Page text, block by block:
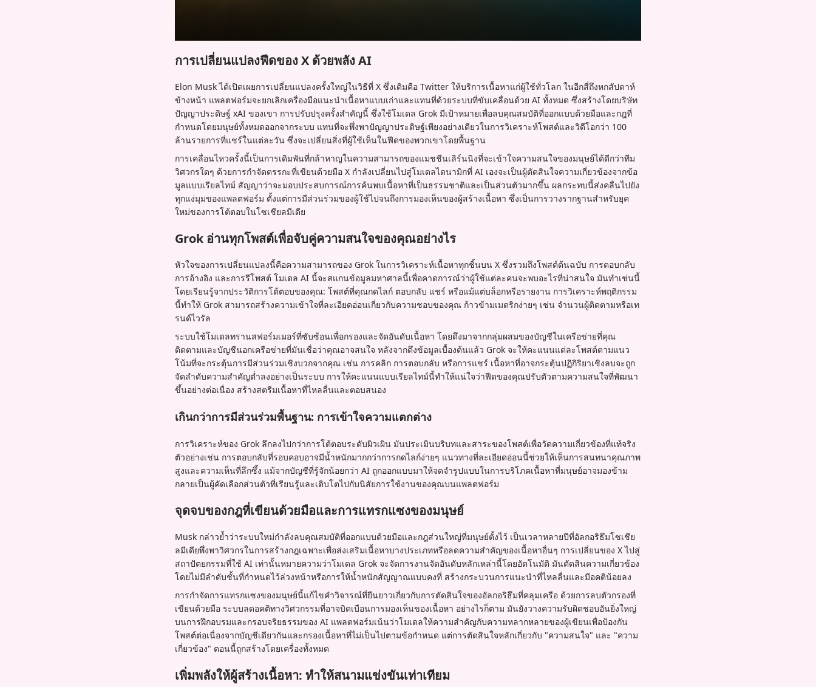
การเปลี่ยนแปลงฟีดของ X ด้วยพลัง AI
Elon Musk ได้เปิดเผยการเปลี่ยนแปลงครั้งใหญ่ในวิธีที่ X ซึ่งเดิมคือ Twitter ให้บริการเนื้อหาแก่ผู้ใช้ทั่วโลก ในอีกสี่ถึงหกสัปดาห์
ข้างหน้า แพลตฟอร์มจะยกเลิกเครื่องมือแนะนำเนื้อหาแบบเก่าและแทนที่ด้วยระบบที่ขับเคลื่อนด้วย AI ทั้งหมด ซึ่งสร้างโดยบริษัท
ปัญญาประดิษฐ์ xAI ของเขา การปรับปรุงครั้งสำคัญนี้ ซึ่งใช้โมเดล Grok มีเป้าหมายเพื่อลบคุณสมบัติที่ออกแบบด้วยมือและกฎที่
กำหนดโดยมนุษย์ทั้งหมดออกจากระบบ แทนที่จะพึ่งพาปัญญาประดิษฐ์เพียงอย่างเดียวในการวิเคราะห์โพสต์และวิดีโอกว่า 100
ล้านรายการที่แชร์ในแต่ละวัน ซึ่งจะเปลี่ยนสิ่งที่ผู้ใช้เห็นในฟีดของพวกเขาโดยพื้นฐาน
การเคลื่อนไหวครั้งนี้เป็นการเดิมพันที่กล้าหาญในความสามารถของแมชชีนเลิร์นนิงที่จะเข้าใจความสนใจของมนุษย์ได้ดีกว่าทีม
วิศวกรใดๆ ด้วยการกำจัดตรรกะที่เขียนด้วยมือ X กำลังเปลี่ยนไปสู่โมเดลไดนามิกที่ AI เองจะเป็นผู้ตัดสินใจความเกี่ยวข้องจากข้อ
มูลแบบเรียลไทม์ สัญญาว่าจะมอบประสบการณ์การค้นพบเนื้อหาที่เป็นธรรมชาติและเป็นส่วนตัวมากขึ้น ผลกระทบนี้ส่งคลื่นไปยัง
ทุกแง่มุมของแพลตฟอร์ม ตั้งแต่การมีส่วนร่วมของผู้ใช้ไปจนถึงการมองเห็นของผู้สร้างเนื้อหา ซึ่งเป็นการวางรากฐานสำหรับยุค
ใหม่ของการโต้ตอบในโซเชียลมีเดีย
Grok อ่านทุกโพสต์เพื่อจับคู่ความสนใจของคุณอย่างไร
หัวใจของการเปลี่ยนแปลงนี้คือความสามารถของ Grok ในการวิเคราะห์เนื้อหาทุกชิ้นบน X ซึ่งรวมถึงโพสต์ต้นฉบับ การตอบกลับ
การอ้างอิง และการรีโพสต์ โมเดล AI นี้จะสแกนข้อมูลมหาศาลนี้เพื่อคาดการณ์ว่าผู้ใช้แต่ละคนจะพบอะไรที่น่าสนใจ มันทำเช่นนี้
โดยเรียนรู้จากประวัติการโต้ตอบของคุณ: โพสต์ที่คุณกดไลก์ ตอบกลับ แชร์ หรือแม้แต่บล็อกหรือรายงาน การวิเคราะห์พฤติกรรม
นี้ทำให้ Grok สามารถสร้างความเข้าใจที่ละเอียดอ่อนเกี่ยวกับความชอบของคุณ ก้าวข้ามเมตริกง่ายๆ เช่น จำนวนผู้ติดตามหรือเท
รนด์ไวรัล
ระบบใช้โมเดลทรานสฟอร์มเมอร์ที่ซับซ้อนเพื่อกรองและจัดอันดับเนื้อหา โดยดึงมาจากกลุ่มผสมของบัญชีในเครือข่ายที่คุณ
ติดตามและบัญชีนอกเครือข่ายที่มันเชื่อว่าคุณอาจสนใจ หลังจากดึงข้อมูลเบื้องต้นแล้ว Grok จะให้คะแนนแต่ละโพสต์ตามแนว
โน้มที่จะกระตุ้นการมีส่วนร่วมเชิงบวกจากคุณ เช่น การคลิก การตอบกลับ หรือการแชร์ เนื้อหาที่อาจกระตุ้นปฏิกิริยาเชิงลบจะถูก
จัดลำดับความสำคัญต่ำลงอย่างเป็นระบบ การให้คะแนนแบบเรียลไทม์นี้ทำให้แน่ใจว่าฟีดของคุณปรับตัวตามความสนใจที่พัฒนา
ขึ้นอย่างต่อเนื่อง สร้างสตรีมเนื้อหาที่ไหลลื่นและตอบสนอง
เกินกว่าการมีส่วนร่วมพื้นฐาน: การเข้าใจความแตกต่าง
การวิเคราะห์ของ Grok ลึกลงไปกว่าการโต้ตอบระดับผิวเผิน มันประเมินบริบทและสาระของโพสต์เพื่อวัดความเกี่ยวข้องที่แท้จริง
ตัวอย่างเช่น การตอบกลับที่รอบคอบอาจมีน้ำหนักมากกว่าการกดไลก์ง่ายๆ แนวทางที่ละเอียดอ่อนนี้ช่วยให้เห็นการสนทนาคุณภาพ
สูงและความเห็นที่ลึกซึ้ง แม้จากบัญชีที่รู้จักน้อยกว่า AI ถูกออกแบบมาให้จดจำรูปแบบในการบริโภคเนื้อหาที่มนุษย์อาจมองข้าม
กลายเป็นผู้คัดเลือกส่วนตัวที่เรียนรู้และเติบโตไปกับนิสัยการใช้งานของคุณบนแพลตฟอร์ม
จุดจบของกฎที่เขียนด้วยมือและการแทรกแซงของมนุษย์
Musk กล่าวย้ำว่าระบบใหม่กำลังลบคุณสมบัติที่ออกแบบด้วยมือและกฎส่วนใหญ่ที่มนุษย์ตั้งไว้ เป็นเวลาหลายปีที่อัลกอริธึมโซเชีย
ลมีเดียพึ่งพาวิศวกรในการสร้างกฎเฉพาะเพื่อส่งเสริมเนื้อหาบางประเภทหรือลดความสำคัญของเนื้อหาอื่นๆ การเปลี่ยนของ X ไปสู่
สถาปัตยกรรมที่ใช้ AI เท่านั้นหมายความว่าโมเดล Grok จะจัดการงานจัดอันดับหลักเหล่านี้โดยอัตโนมัติ มันตัดสินความเกี่ยวข้อง
โดยไม่มีลำดับชั้นที่กำหนดไว้ล่วงหน้าหรือการให้น้ำหนักสัญญาณแบบคงที่ สร้างกระบวนการแนะนำที่ไหลลื่นและมีอคติน้อยลง
การกำจัดการแทรกแซงของมนุษย์นี้แก้ไขคำวิจารณ์ที่ยืนยาวเกี่ยวกับการตัดสินใจของอัลกอริธึมที่คลุมเครือ ด้วยการลบตัวกรองที่
เขียนด้วยมือ ระบบลดอคติทางวิศวกรรมที่อาจบิดเบือนการมองเห็นของเนื้อหา อย่างไรก็ตาม มันยังวางความรับผิดชอบอันยิ่งใหญ่
บนการฝึกอบรมและกรอบจริยธรรมของ AI แพลตฟอร์มเน้นว่าโมเดลให้ความสำคัญกับความหลากหลายของผู้เขียนเพื่อป้องกัน
โพสต์ต่อเนื่องจากบัญชีเดียวกันและกรองเนื้อหาที่ไม่เป็นไปตามข้อกำหนด แต่การตัดสินใจหลักเกี่ยวกับ "ความสนใจ" และ "ความ
เกี่ยวข้อง" ตอนนี้ถูกสร้างโดยเครื่องทั้งหมด
เพิ่มพลังให้ผู้สร้างเนื้อหา: ทำให้สนามแข่งขันเท่าเทียม